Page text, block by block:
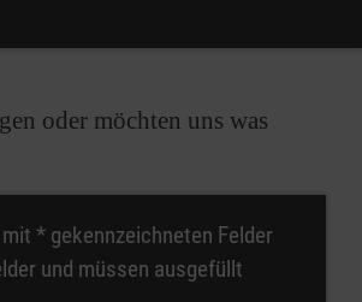
oder möchten uns was
* gekennzeichneten Felder
und müssen ausgefüllt